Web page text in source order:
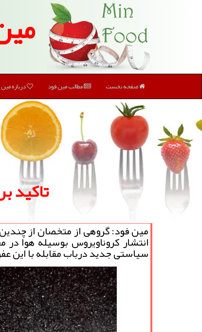
صفحه نخست مطالب مین فود درباره
تاكید
مین فود: گروهی از متخصان از
سیاستی جدید درباب مقابله با این